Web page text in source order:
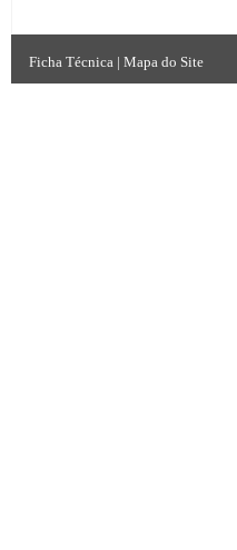
Ficha Técnica | Mapa do Site